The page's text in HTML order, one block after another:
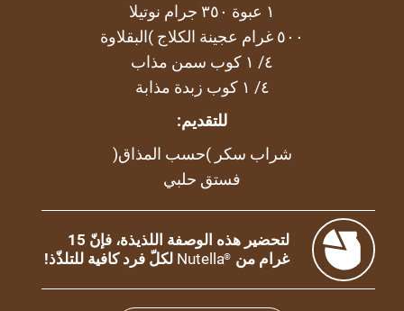
١ عبوة ٣٥٠ جرام نوتيلا
٥٠٠ غرام عجينة الكلاج )البقلاوة
٤/ ١ كوب سمن مذاب
٤/ ١ كوب زبدة مذابة
للتقديم:
شراب سكر )حسب المذاق(
فستق حلبي
لتحضير هذه الوصفة اللذيذة، فإنّ 15
غرام من ®
Nutella لكلّ فرد كافية للتلذّذ!